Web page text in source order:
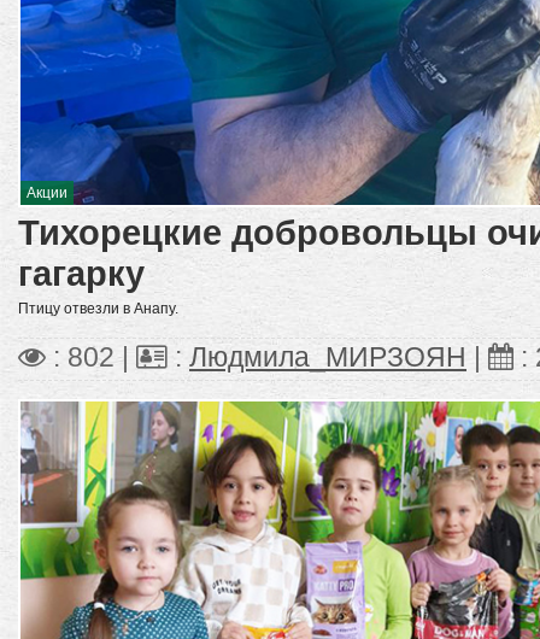
Акции
Тихорецкие добровольцы
гагарку
Птицу отвезли в Анапу.
: 802 | : Людмила_МИРЗОЯН :